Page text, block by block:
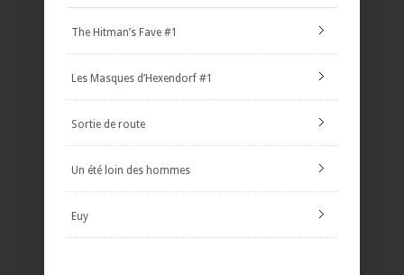
The Hitman’s Fave #1
Les Masques d’Hexendorf #1
Sortie de route
Un été loin des hommes
Euy